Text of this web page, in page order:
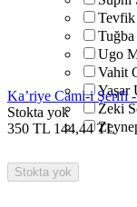
Ugo
Vahit
Yaşar
Zeki
Ka’riye Cami-i Şerifi
Stokta yok
350 TL 144,44 TL
Stokta yok